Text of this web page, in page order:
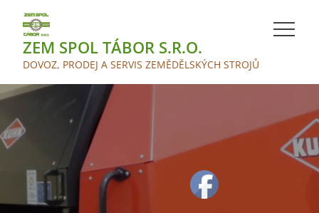
contentZEM SPOL TÁBOR S.R.O.
DOVOZ, PRODEJ A SERVIS ZEMĚDĚLSKÝCH STROJŮ